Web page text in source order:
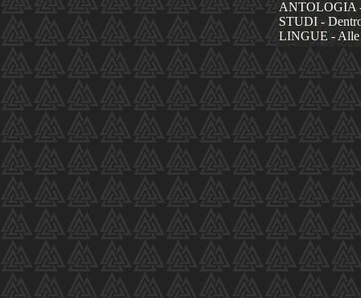
ANTOLOGIA
STUDI -
LINGUE - Alle